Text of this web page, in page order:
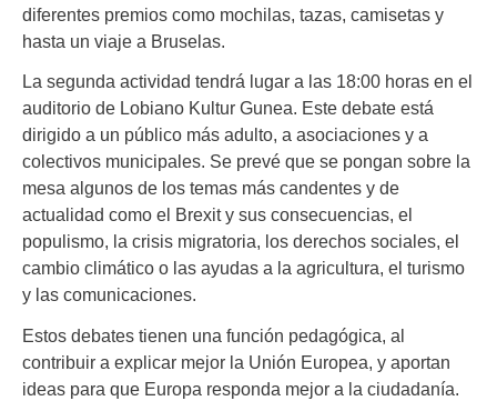
diferentes premios como mochilas, tazas, camisetas y
hasta un viaje a Bruselas.
La segunda actividad tendrá lugar a las 18:00 horas en el
auditorio de Lobiano Kultur Gunea. Este debate está
dirigido a un público más adulto, a asociaciones y a
colectivos municipales. Se prevé que se pongan sobre la
mesa algunos de los temas más candentes y de
actualidad como el Brexit y sus consecuencias, el
populismo, la crisis migratoria, los derechos sociales, el
cambio climático o las ayudas a la agricultura, el turismo
y las comunicaciones.
Estos debates tienen una función pedagógica, al
contribuir a explicar mejor la Unión Europea, y aportan
ideas para que Europa responda mejor a la ciudadanía.